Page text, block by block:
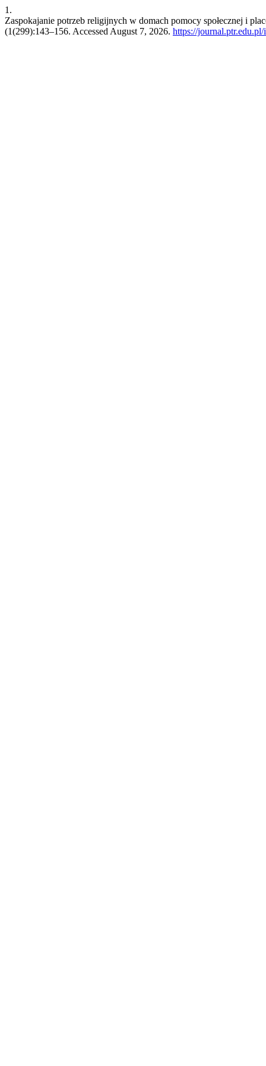
1.
Zaspokajanie potrzeb religijnych w domach pomocy społecznej i
(1(299):143–156. Accessed August 7, 2026. https://